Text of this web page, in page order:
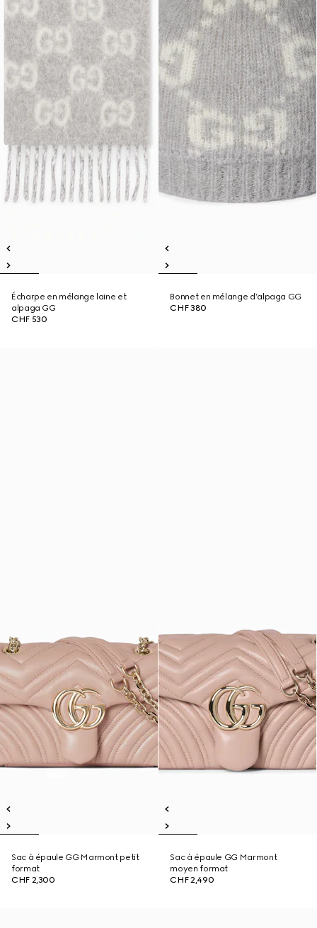
Écharpe en mélange laine et
alpaga GG
CHF 530
Bonnet en mélange d’alpaga GG
CHF 380
Sac à épaule GG Marmont petit
format
CHF 2,300
Sac à épaule GG Marmont
moyen format
CHF 2,490